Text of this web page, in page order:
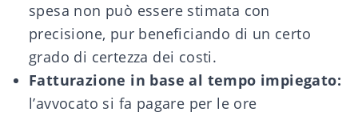
spesa non può essere stimata con
precisione, pur beneficiando di un certo
grado di certezza dei costi.
Fatturazione in base al tempo impiegato:
l’avvocato si fa pagare per le ore